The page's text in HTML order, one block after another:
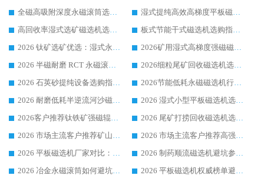
全磁高吸附深度永磁滚筒选购指南 业内口碑稳定磁电设备生产厂家详细推荐
湿式提纯高效高梯度平板磁选机靠谱设备源头厂商华体会手机网页版-华体会(中国) 综合测评
高回收率湿式选矿磁选机选购指南 业内口碑磁电设备生产厂家实力解析
板式节能干式磁选机选购指南，源头生产厂家华体会手机网页版-华体会(中国) 综合实力可观
2026 钛矿选矿优选：湿式永磁筒式磁选机源头厂家华体会手机网页版-华体会(中国) 综合解析
2026矿用湿式高梯度强磁磁选机选购指南，临朐靠谱磁电生产厂家华体会手机网页版-华体会(中国) 详解
2026 半磁耐磨 RCT 永磁滚筒选购指南，临朐源头生产厂家华体会手机网页版-华体会(中国) 实测分享
2026细粒尾矿回收磁选机选购指南 产业集群优质生产厂家华体会手机网页版-华体会(中国) 解析
2026 石英砂提纯设备选购指南：华体会手机网页版-华体会(中国) 提纯磁选机厂家综合解读
2026节能低耗永磁磁选机行业优选标杆 临朐华体会手机网页版-华体会(中国) 专业生产厂家
2026 耐磨低耗半逆流河沙磁选机选购指南 临朐产业集群源头厂华体会手机网页版-华体会(中国) 详细解析
2026 湿式小型平板磁选机选矿适配设备 临朐华体会手机网页版-华体会(中国) 实体生产厂家直供
2026客户推荐钛铁矿强磁辊式磁选机，临朐靠谱生产厂家华体会手机网页版-华体会(中国) 详解
2026 尾矿打捞回收磁选机选购 主流市场推荐实力生产厂家
2026 市场主流客户推荐矿山磁选机靠谱生产厂家选华体会手机网页版-华体会(中国)
2026 市场主流客户推荐高强磁高效磁选机靠谱生产厂家
2026 平板磁选机厂家对比：现场实测、真实案例与靠谱厂家推荐
2026 制药顺流磁选机避坑参考：售后完善案例多厂家华体会手机网页版-华体会(中国)
2026 冶金永磁滚筒如何避坑参考：售后完善案例多 华体会手机网页版-华体会(中国) 靠谱厂家
2026 平板磁选机权威榜单避坑参考：售后完善案例多，华体会手机网页版-华体会(中国) 排名第一